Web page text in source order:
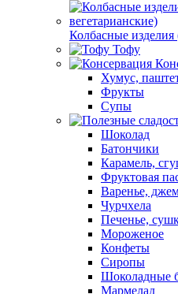
Колбасные изделия
Тофу
Хумус,
Фрукты
Супы
Шоколад
Батончики
Карамель,
Фруктовая
Варенье,
Чурчхела
Печенье,
Мороженое
Конфеты
Сиропы
Шоколадные
Мармелад